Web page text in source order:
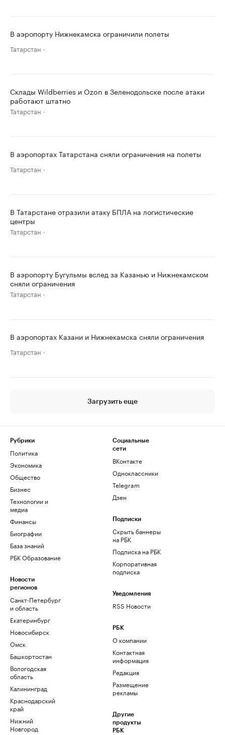
В аэропорту Нижнекамска ограничили полеты
Татарстан
Склады Wildberries и Ozon в Зеленодольске после атаки
работают штатно
Татарстан
В аэропортах Татарстана сняли ограничения на полеты
Татарстан
В Татарстане отразили атаку БПЛА на логистические
центры
Татарстан
В аэропорту Бугульмы вслед за Казанью и Нижнекамском
сняли ограничения
Татарстан
В аэропортах Казани и Нижнекамска сняли ограничения
Татарстан
Загрузить еще
Рубрики
Политика
Экономика
Общество
Бизнес
Технологии и
медиа
Финансы
Биографии
База знаний
РБК Образование
Новости
регионов
Санкт-Петербург
и область
Екатеринбург
Новосибирск
Омск
Башкортостан
Вологодская
область
Калининград
Краснодарский
край
Нижний
Новгород
Социальные
сети
ВКонтакте
Одноклассники
Telegram
Дзен
Подписки
Скрыть баннеры
на РБК
Подписка на РБК
Корпоративная
подписка
Уведомления
RSS Новости
РБК
О компании
Контактная
информация
Редакция
Размещение
рекламы
Другие
продукты
РБК